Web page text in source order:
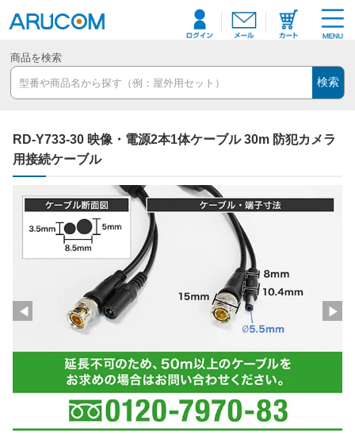
商品を検索
検索
RD-Y733-30 映像・電源2本1体ケーブル 30m 防犯カメラ
用接続ケーブル
◀ ▶